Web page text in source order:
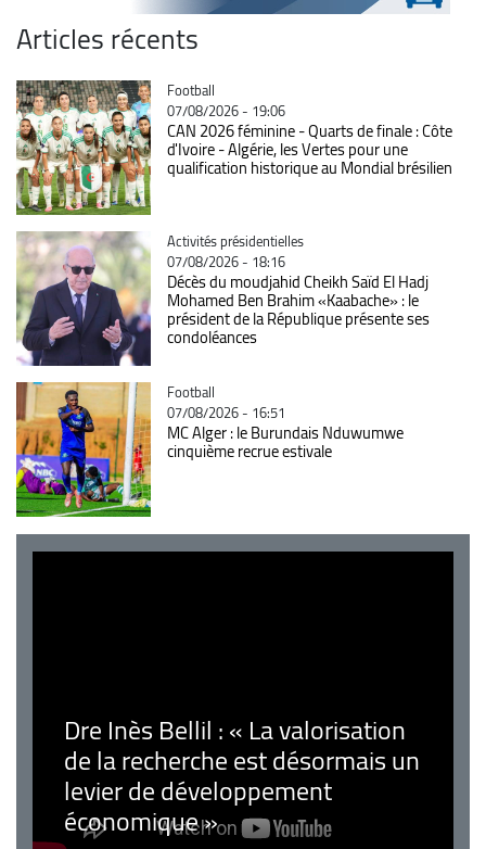
Articles récents
Catégorie
Football
07/08/2026 - 19:06
CAN 2026 féminine - Quarts de finale : Côte
d'Ivoire - Algérie, les Vertes pour une
qualification historique au Mondial brésilien
Catégorie
Activités présidentielles
07/08/2026 - 18:16
Décès du moudjahid Cheikh Saïd El Hadj
Mohamed Ben Brahim «Kaabache» : le
président de la République présente ses
condoléances
Catégorie
Football
07/08/2026 - 16:51
MC Alger : le Burundais Nduwumwe
cinquième recrue estivale
Dre Inès Bellil : « La valorisation
de la recherche est désormais un
levier de développement
économique »